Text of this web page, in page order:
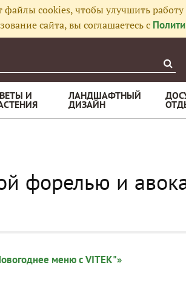
файлы cookies, чтобы улучшить
сайта, вы соглашаетесь с
И ЛАНДШАФТНЫЙ
ДИЗАЙН
форелью и
меню с VITEK"»